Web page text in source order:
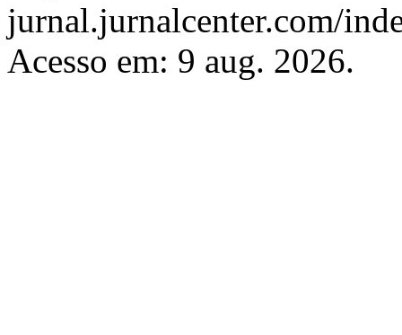
jurnal.jurnalcenter.com/
Acesso em: 9 aug. 2026.